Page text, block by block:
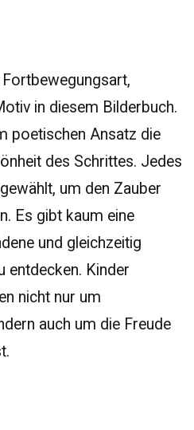
in diesem Bilderbuch.
poetischen Ansatz die
des Schrittes. Jedes
um den Zauber
Es gibt kaum eine
und gleichzeitig
entdecken. Kinder
nicht nur um
auch um die Freude